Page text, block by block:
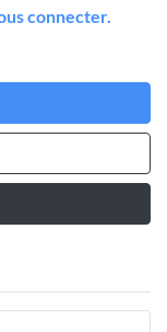
connecter.